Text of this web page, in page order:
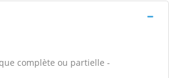
complète ou partielle -